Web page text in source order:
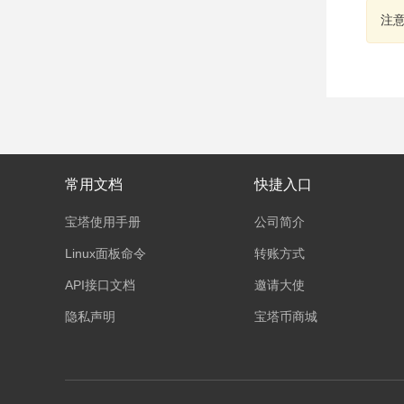
注
常用文档
宝塔使用手册
Linux面板命令
API接口文档
隐私声明
快捷入口
公司简介
转账方式
邀请大使
宝塔币商城